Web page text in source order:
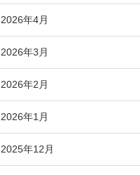
2026年4月
2026年3月
2026年2月
2026年1月
2025年12月